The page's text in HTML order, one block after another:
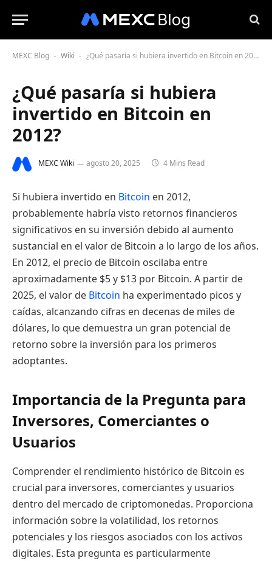
MEXC Blog - Wiki - ¿Qué pasaría si hubiera invertido en Bitcoin en 2012?
¿Qué pasaría si hubiera
invertido en Bitcoin en
2012?
MEXC Wiki agosto 20, 2025 4 Mins Read
Si hubiera invertido en Bitcoin en 2012,
probablemente habría visto retornos financieros
significativos en su inversión debido al aumento
sustancial en el valor de Bitcoin a lo largo de los años.
En 2012, el precio de Bitcoin oscilaba entre
aproximadamente $5 y $13 por Bitcoin. A partir de
2025, el valor de Bitcoin ha experimentado picos y
caídas, alcanzando cifras en decenas de miles de
dólares, lo que demuestra un gran potencial de
retorno sobre la inversión para los primeros
adoptantes.
Importancia de la Pregunta para
Inversores, Comerciantes o
Usuarios
Comprender el rendimiento histórico de Bitcoin es
crucial para inversores, comerciantes y usuarios
dentro del mercado de criptomonedas. Proporciona
información sobre la volatilidad, los retornos
potenciales y los riesgos asociados con los activos
digitales. Esta pregunta es particularmente